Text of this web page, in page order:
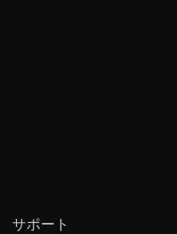
サポート